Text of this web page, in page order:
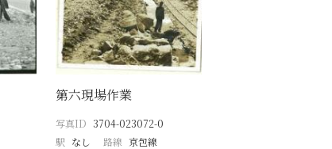
第六現場作業
写真ID 3704-023072-0
駅 なし 路線 京包線